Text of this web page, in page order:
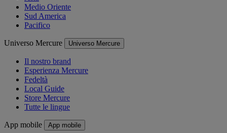
Medio Oriente
Sud America
Pacifico
Universo Mercure Universo Mercure
Il nostro brand
Esperienza Mercure
Fedeltà
Local Guide
Store Mercure
Tutte le lingue
App mobile App mobile